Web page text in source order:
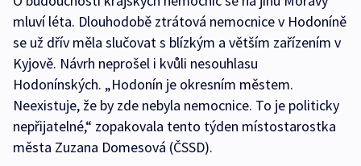
mluví léta. Dlouhodobě ztrátová nemocnice v Hodoníně
se už dřív měla slučovat s blízkým a větším zařízením v
Kyjově. Návrh neprošel i kvůli nesouhlasu
Hodonínských. „Hodonín je okresním městem.
Neexistuje, že by zde nebyla nemocnice. To je politicky
nepřijatelné,“ zopakovala tento týden místostarostka
města Zuzana Domesová (ČSSD).